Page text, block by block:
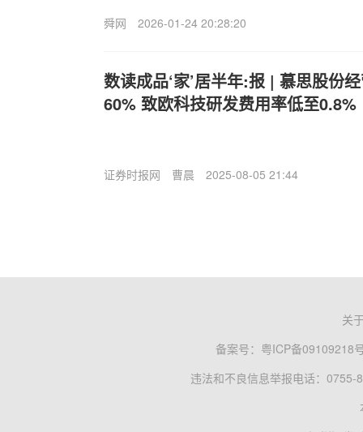
舜网 2026-01-24 20:28:20
数读成品‘家’居半年:报 | 慕思股份
60% 致欧科技研发费用率低至0.8%
证券时报网 曹晨 2025-08-05 21:44
关
备案号： 粤ICP备09109218
违法和不良信息举报电话：0755-